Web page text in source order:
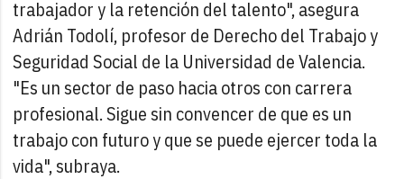
trabajador y la retención del talento", asegura
Adrián Todolí, profesor de Derecho del Trabajo y
Seguridad Social de la Universidad de Valencia.
"Es un sector de paso hacia otros con carrera
profesional. Sigue sin convencer de que es un
trabajo con futuro y que se puede ejercer toda la
vida", subraya.